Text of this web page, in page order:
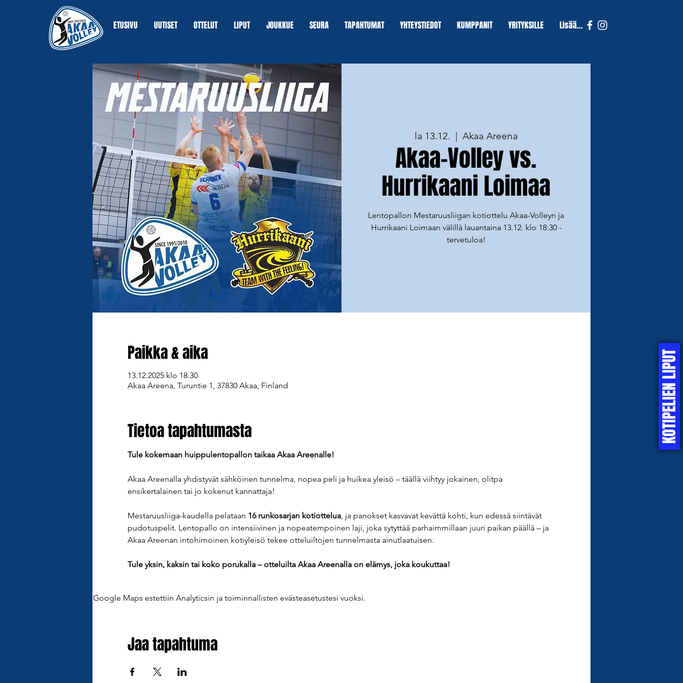
ETUSIVU UUTISET OTTELUT LIPUT JOUKKUE SEURA TAPAHTUMAT YHTEYSTIEDOT KUMPPANIT YRITYKSILLE Lisää...
KOTIPELIEN LIPUT
la 13.12.
  |
Akaa Areena
Akaa-Volley vs.
Hurrikaani Loimaa
Lentopallon Mestaruusliigan kotiottelu Akaa-Volleyn ja
Hurrikaani Loimaan välillä lauantaina 13.12. klo 18:30 -
tervetuloa!
Paikka & aika
13.12.2025 klo 18.30
Akaa Areena, Turuntie 1, 37830 Akaa, Finland
Tietoa tapahtumasta
Tule kokemaan huippulentopallon taikaa Akaa Areenalle!
Akaa Areenalla yhdistyvät sähköinen tunnelma, nopea peli ja huikea yleisö – täällä viihtyy jokainen, olitpa
ensikertalainen tai jo kokenut kannattaja!
Mestaruusliiga-kaudella pelataan 16 runkosarjan kotiottelua, ja panokset kasvavat kevättä kohti, kun edessä siintävät
pudotuspelit. Lentopallo on intensiivinen ja nopeatempoinen laji, joka sytyttää parhaimmillaan juuri paikan päällä – ja
Akaa Areenan intohimoinen kotiyleisö tekee otteluiltojen tunnelmasta ainutlaatuisen.
Tule yksin, kaksin tai koko porukalla – otteluilta Akaa Areenalla on elämys, joka koukuttaa!
Google Maps estettiin Analyticsin ja toiminnallisten evästeasetustesi vuoksi.
Jaa tapahtuma